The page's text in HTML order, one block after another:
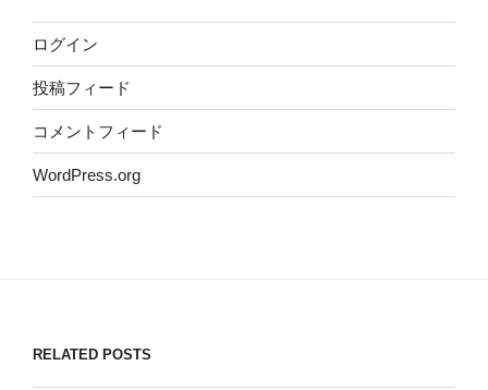
ログイン
投稿フィード
コメントフィード
WordPress.org
RELATED POSTS